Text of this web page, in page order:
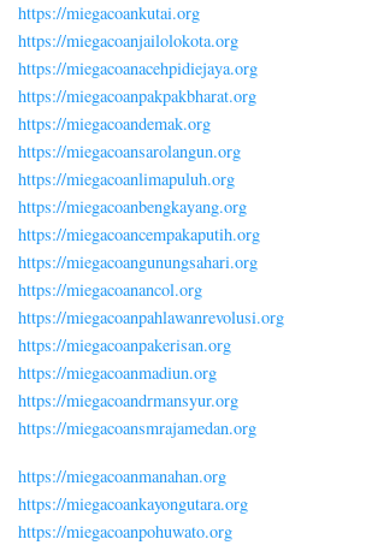
https://miegacoankutai.org
https://miegacoanjailolokota.org
https://miegacoanacehpidiejaya.org
https://miegacoanpakpakbharat.org
https://miegacoandemak.org
https://miegacoansarolangun.org
https://miegacoanlimapuluh.org
https://miegacoanbengkayang.org
https://miegacoancempakaputih.org
https://miegacoangunungsahari.org
https://miegacoanancol.org
https://miegacoanpahlawanrevolusi.org
https://miegacoanpakerisan.org
https://miegacoanmadiun.org
https://miegacoandrmansyur.org
https://miegacoansmrajamedan.org
https://miegacoanmanahan.org
https://miegacoankayongutara.org
https://miegacoanpohuwato.org